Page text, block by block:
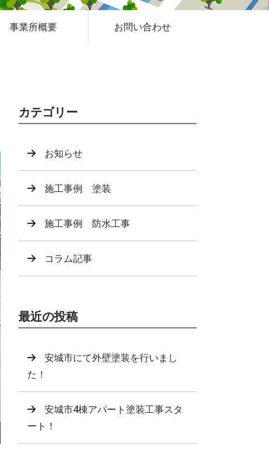
事業所概要 お問い合わせ
カテゴリー
お知らせ
施工事例 塗装
施工事例 防水工事
コラム記事
最近の投稿
安城市にて外壁塗装を行いまし
た！
安城市4棟アパート塗装工事スタ
ート！